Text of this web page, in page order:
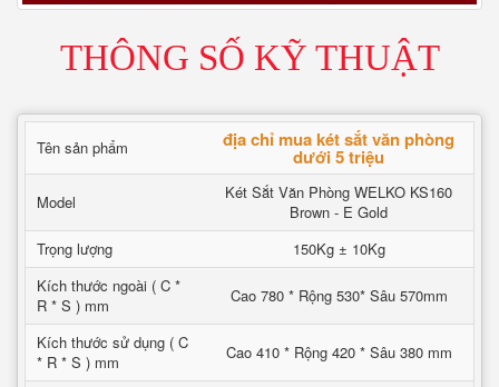
THÔNG SỐ KỸ THUẬT
Tên sản phẩm địa chỉ mua két sắt văn phòng
dưới 5 triệu
Model
Két Sắt Văn Phòng WELKO KS160
Brown - E Gold
Trọng lượng
150Kg ± 10Kg
Kích thước ngoài ( C *
R * S ) mm
Cao 780 * Rộng 530* Sâu 570mm
Kích thước sử dụng ( C
* R * S ) mm
Cao 410 * Rộng 420 * Sâu 380 mm